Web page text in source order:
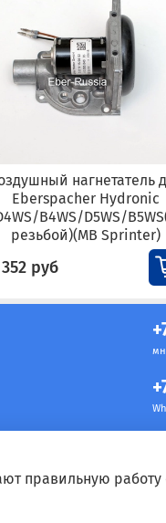
нагнетатель
Eberspacher Hydronic
B4WS/D5WS/
резьбой)(MB Sprinter)
руб
правильную работу